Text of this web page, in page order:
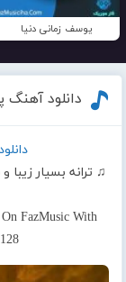
یوسف زمانی دنیا
دانلود آهنگ
♫ ترانه بسیار
FazMusic With